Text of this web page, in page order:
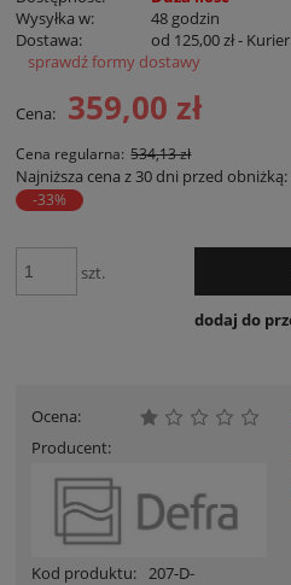
Wysyłka w:
48 godzin
Dostawa:
od 125,00 zł-
Cena nie zawiera ewentualnych
sprawdź formy dostawy
Cena: 359,00 zł
Cena regularna: 534,13 zł
Najniższa cena z 30 dni przed obniżką:
-33%
szt.
dodaj do
Ocena:
Producent:
Kod produktu: 207-D-